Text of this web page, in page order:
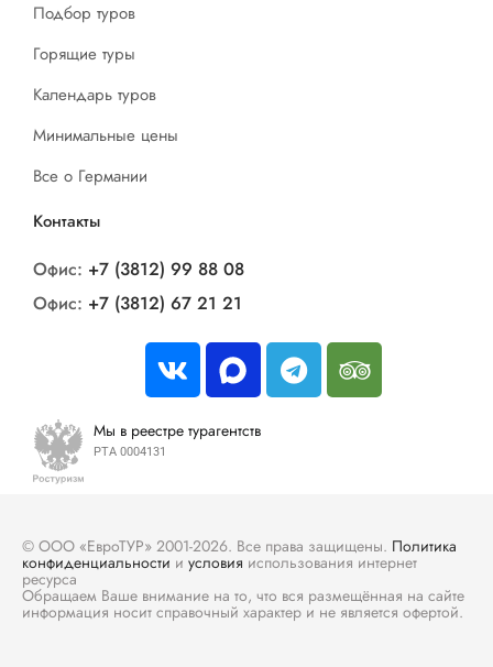
Подбор туров
Горящие туры
Календарь туров
Минимальные цены
Все о Германии
Контакты
Офис: +7 (3812) 99 88 08
Офис: +7 (3812) 67 21 21
Мы в реестре турагентств
РТА 0004131
© ООО «ЕвроТУР» 2001-2026. Все права защищены. Политика
конфиденциальности и условия использования интернет
ресурса
Обращаем Ваше внимание на то, что вся размещённая на сайте
информация носит справочный характер и не является офертой.